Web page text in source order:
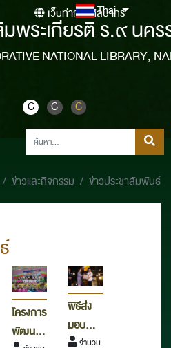
พระเกียรติ ร.๙ นค
NATIONAL LIBRARY,
เว็บท่ากรมศิลปากร
Thai
C C C
ข่าวและกิจกรรม ข่าวประชาสัมพันธ์
โครงการ
พัฒนา
พิธีส่ง
มอบ
โครงการ
จำนวน